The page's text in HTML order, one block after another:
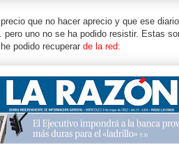
que no hacer aprecio y que ese
uno no se ha podido resistir. Estas
podido recuperar de la red: